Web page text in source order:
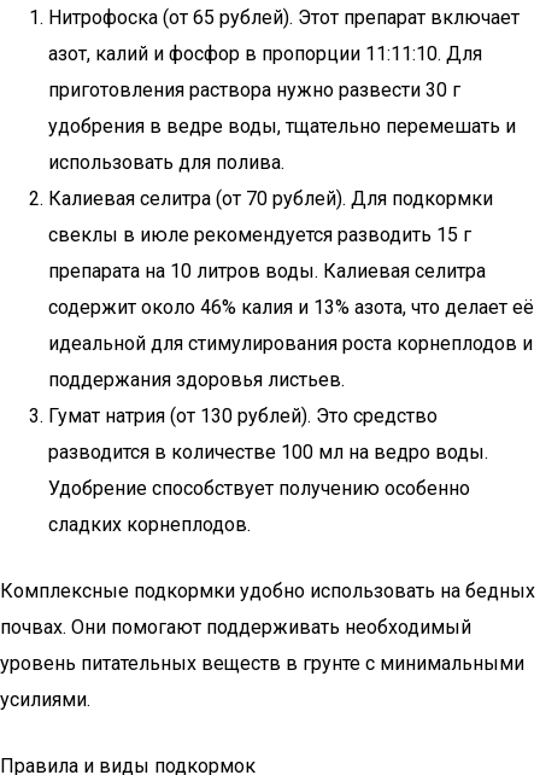
Нитрофоска (от 65 рублей). Этот препарат включает
азот, калий и фосфор в пропорции 11:11:10. Для
приготовления раствора нужно развести 30 г
удобрения в ведре воды, тщательно перемешать и
использовать для полива.
Калиевая селитра (от 70 рублей). Для подкормки
свеклы в июле рекомендуется разводить 15 г
препарата на 10 литров воды. Калиевая селитра
содержит около 46% калия и 13% азота, что делает её
идеальной для стимулирования роста корнеплодов и
поддержания здоровья листьев.
Гумат натрия (от 130 рублей). Это средство
разводится в количестве 100 мл на ведро воды.
Удобрение способствует получению особенно
сладких корнеплодов.
Комплексные подкормки удобно использовать на бедных
почвах. Они помогают поддерживать необходимый
уровень питательных веществ в грунте с минимальными
усилиями.
Правила и виды подкормок